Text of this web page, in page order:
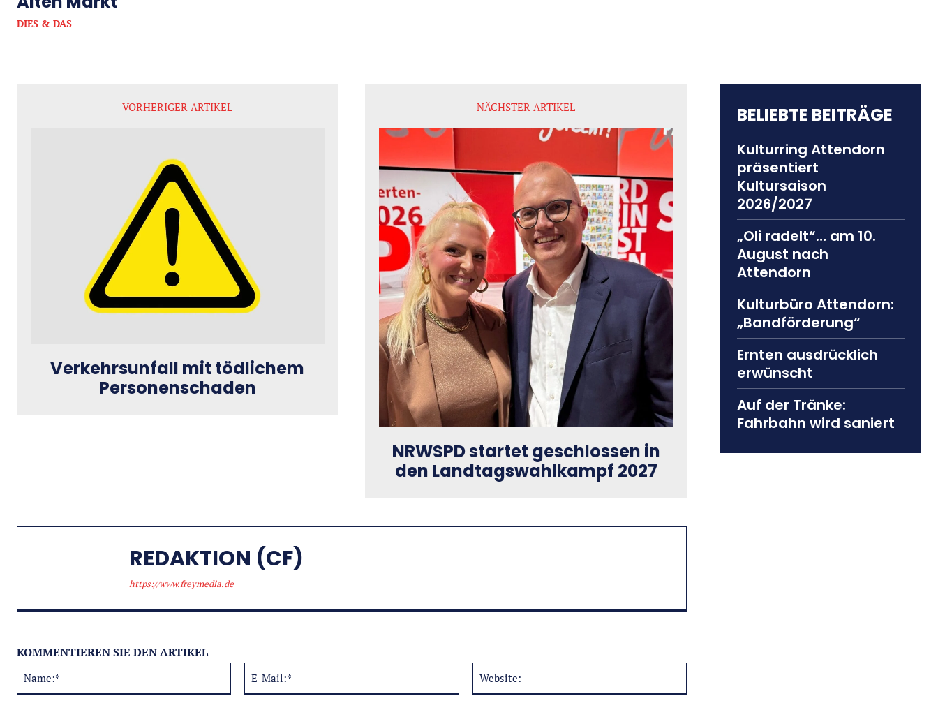
DIES & DAS
VORHERIGER ARTIKEL
Verkehrsunfall mit tödlichem
Personenschaden
NÄCHSTER ARTIKEL
NRWSPD startet geschlossen in
den Landtagswahlkampf 2027
REDAKTION (CF)
https://www.freymedia.de
KOMMENTIEREN SIE DEN ARTIKEL
Mail:*
BELIEBTE BEITRÄGE
Kulturring Attendorn
präsentiert
Kultursaison
2026/2027
„Oli radelt“… am 10.
August nach
Attendorn
Kulturbüro Attendorn:
„Bandförderung“
Ernten ausdrücklich
erwünscht
Auf der Tränke:
Fahrbahn wird saniert